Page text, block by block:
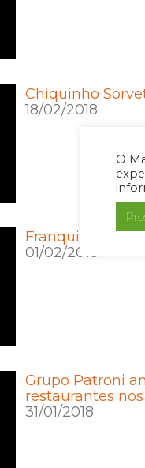
O
Chiquinho
18/02/2018
Franquia de
01/02/2018
Grupo Patroni
restaurantes
31/01/2018